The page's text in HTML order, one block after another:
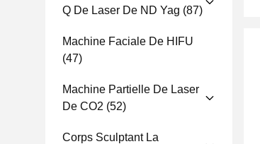
Q De Laser De ND Yag (87)
Machine Faciale De HIFU
(47)
Machine Partielle De Laser
De CO2 (52)
Corps Sculptant La